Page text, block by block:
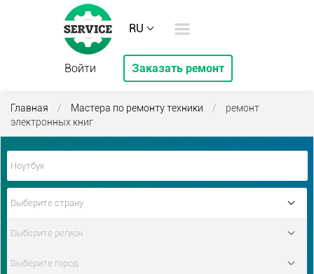
RU
Войти Заказать ремонт
Главная / Мастера по ремонту техники /
ремонт
электронных книг